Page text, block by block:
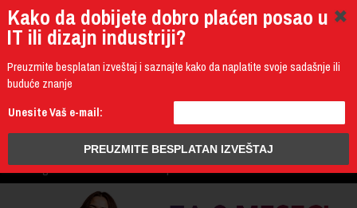
Kako da dobijete dobro plaćen posao u
IT ili dizajn industriji?
Preuzmite besplatan izveštaj i saznajte kako da naplatite svoje sadašnje ili
buduće znanje
Unesite Vaš e-mail: 011 4011 200
UPIS
Programming Administration
3D Design & CAD
Mobile Development